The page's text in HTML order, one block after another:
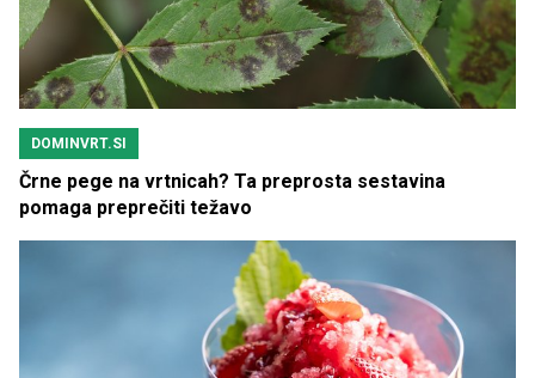
DOMINVRT.SI
Črne pege na vrtnicah? Ta preprosta sestavina
pomaga preprečiti težavo